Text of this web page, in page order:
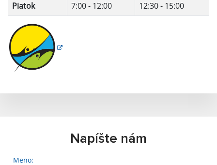
Piatok
7:00 - 12:00 12:30 - 15:00
Napíšte nám
Meno: